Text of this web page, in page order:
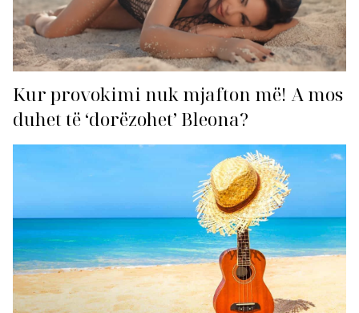
Kur provokimi nuk mjafton më! A mos
duhet të ‘dorëzohet’ Bleona?